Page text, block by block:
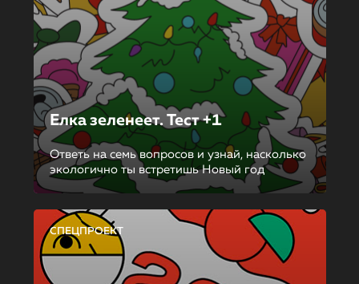
Елка зеленеет. Тест +1
Ответь на семь вопросов и узнай, насколько
экологично ты встретишь Новый год
СПЕЦПРОЕКТ